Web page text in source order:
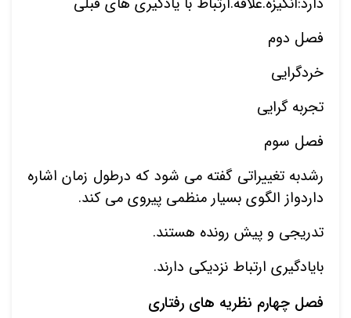
فصل دوم
خردگرایی
تجربه گرایی
فصل سوم
رشدبه تغییراتی گفته می شود که درطول زمان اشاره
داردواز الگوی بسیار منظمی پیروی می کند.
تدریجی و پیش رونده هستند.
بایادگیری ارتباط نزدیکی دارند.
فصل چهارم نظریه های رفتاری